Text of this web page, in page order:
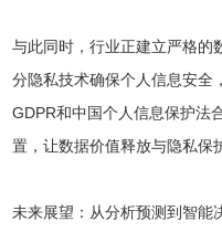
与此同时，行业正建立严格的
分隐私技术确保个人信息安全
GDPR和中国个人信息保护法
置，让数据价值释放与隐私保
未来展望：从分析预测到智能